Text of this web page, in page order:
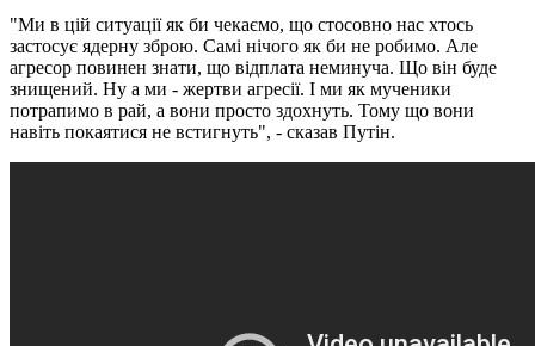
"Ми в цій ситуації як би чекаємо, що стосовно нас хтось
застосує ядерну зброю. Самі нічого як би не робимо. Але
агресор повинен знати, що відплата неминуча. Що він буде
знищений. Ну а ми - жертви агресії. І ми як мученики
потрапимо в рай, а вони просто здохнуть. Тому що вони
навіть покаятися не встигнуть", - сказав Путін.